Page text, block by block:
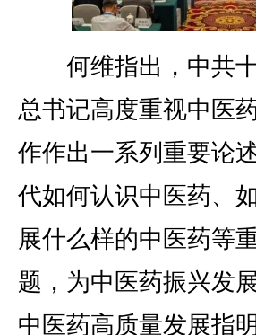
何维指出，中共十
总书记高度重视中医
作作出一系列重要论
代如何认识中医药、
展什么样的中医药等
题，为中医药振兴发
中医药高质量发展指